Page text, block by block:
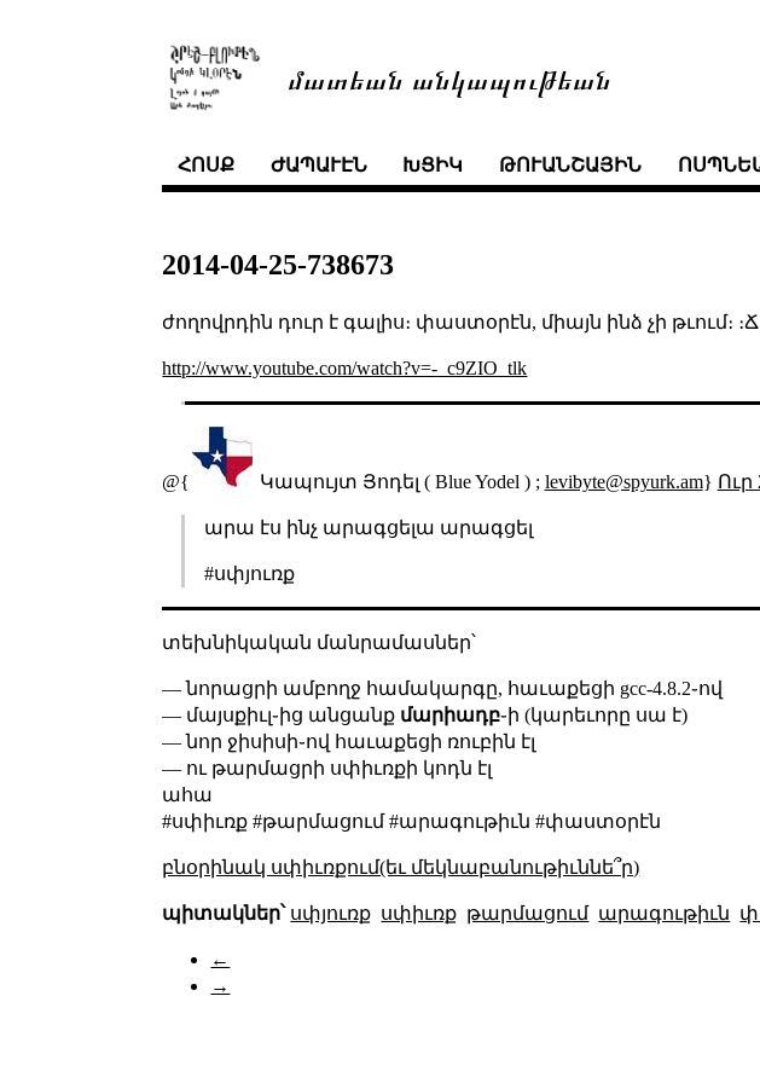
մատեան անկապութեան
ՀՈՍՔ ԺԱՊԱՒԷՆ ԽՑԻԿ ԹՈՒԱՆՇԱՅԻՆ
2014-04-25-738673
ժողովրդին դուր է գալիս։ փաստօրէն, միայն ինձ չի թւում։ ։Ճ
http://www.youtube.com/watch?v=-_c9ZIO_tlk
@{ Կապույտ Յոդել ( Blue Yodel ) ; levibyte@spyurk.am} Ուր
արա էս ինչ արագցելա արագցել
#սփյուռք
տեխնիկական մանրամասներ՝
— նորացրի ամբողջ համակարգը, հաւաքեցի gcc-4.8.2֊ով
— մայսքիւլ֊ից անցանք մարիադբ֊ի (կարեւորը սա է)
— նոր ջիսիսի֊ով հաւաքեցի ռուբին էլ
— ու թարմացրի սփիւռքի կոդն էլ
ահա
#սփիւռք #թարմացում #արագութիւն #փաստօրէն
բնօրինակ սփիւռքում(եւ մեկնաբանութիւննե՞ր)
պիտակներ՝ սփյուռք սփիւռք թարմացում արագութիւն
←
→